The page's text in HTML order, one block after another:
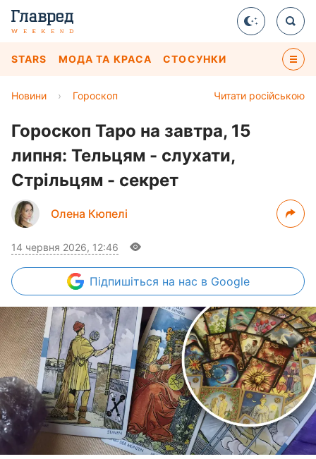
STARS МОДА ТА КРАСА СТОСУНКИ
Читати російською
Новини › Гороскоп
Гороскоп Таро на завтра, 15
липня: Тельцям - слухати,
Стрільцям - секрет
Олена Кюпелі
14 червня 2026, 12:46
Підпишіться на нас в Google